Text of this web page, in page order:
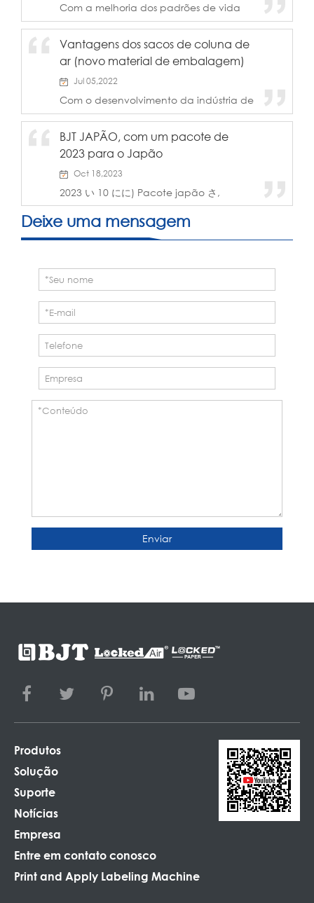
Com a melhoria dos padrões de vida
das pessoas, a maioria dos jovens agora
sabor de vida e as vendas de vinho
tinto na Internet têm aumentado nos
Vantagens dos sacos de coluna de
ar (novo material de embalagem)
Jul 05,2022
Com o desenvolvimento da indústria de
comércio eletrônico, a indústria de
logística expressa também está
aumentando, e mais e mais pessoas
optam por fazer compras online. Por um
mais baratas do que...
BJT JAPÃO, com um pacote de
2023 para o Japão
Oct 18,2023
2023 い 10 にに) Pacote japão さ,
Pacote japão com o japão に
Deixe uma mensagem
Enviar
Produtos
Solução
Suporte
Notícias
Empresa
Entre em contato conosco
Print and Apply Labeling Machine